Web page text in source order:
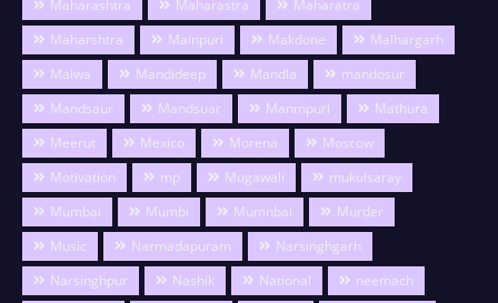
Maharashtra
Maharastra
Maharatra
Maharshtra
Mainpuri Makdone
Malhargarh
Malwa
Mandideep Mandla
mandosur
Mandsaur
Mandsuar Manmpuri
Mathura
Meerut
Mexico Morena
Moscow
Motivation
mp Mugawali
mukulsaray
Mumbai
Mumbi Mumnbai
Murder
Music
Narmadapuram
Narsinghgarh
Narsinghpur
Nashik National
neemach